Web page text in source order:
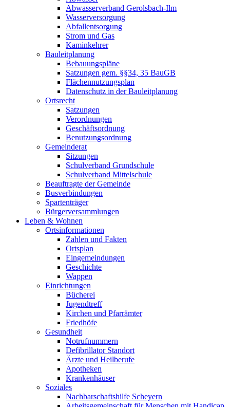
Abwasserverband Gerolsbach-Ilm
Wasserversorgung
Abfallentsorgung
Strom und Gas
Kaminkehrer
Bauleitplanung
Bebauungspläne
Satzungen gem. §§34, 35 BauGB
Flächennutzungsplan
Datenschutz in der Bauleitplanung
Ortsrecht
Satzungen
Verordnungen
Geschäftsordnung
Benutzungsordnung
Gemeinderat
Sitzungen
Schulverband Grundschule
Schulverband Mittelschule
Beauftragte der Gemeinde
Busverbindungen
Spartenträger
Bürgerversammlungen
Leben & Wohnen
Ortsinformationen
Zahlen und Fakten
Ortsplan
Eingemeindungen
Geschichte
Wappen
Einrichtungen
Bücherei
Jugendtreff
Kirchen und Pfarrämter
Friedhöfe
Gesundheit
Notrufnummern
Defibrillator Standort
Ärzte und Heilberufe
Apotheken
Krankenhäuser
Soziales
Nachbarschaftshilfe Scheyern